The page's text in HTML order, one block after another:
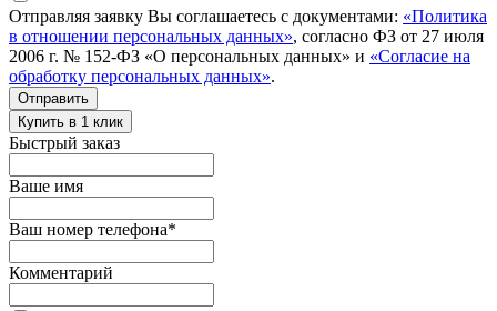
Отправляя заявку Вы соглашаетесь с документами: «Политика
в отношении персональных данных», согласно ФЗ от 27 июля
2006 г. № 152-ФЗ «О персональных данных» и «Согласие на
обработку персональных данных».
Отправить
Купить в 1 клик
Быстрый заказ
Ваше имя
Ваш номер телефона*
Комментарий